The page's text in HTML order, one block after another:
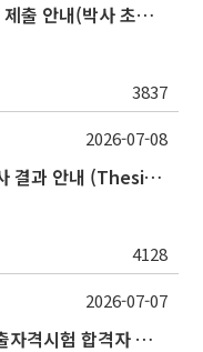
2026학년도 2학기 논문작성계획서 제출 안내(박사 초심 일정 포함)_Thesis Proposal
3837
2026학년도 1학기 석·박사 논문심사 결과 안내 (Thesis Defense Result)
4128
2026-07-08
2026학년도 2학기 석·박사 논문제출자격시험 합격자 공고(TSQ Exam Result)
2026-07-07